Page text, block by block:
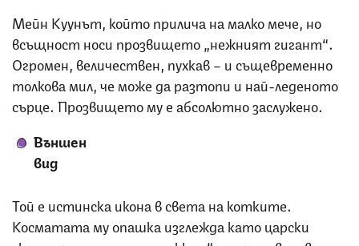
Мейн Куунът, който прилича на малко мече, но
всъщност носи прозвището „нежният гигант“.
Огромен, величествен, пухкав – и същевременно
толкова мил, че може да разтопи и най-леденото
сърце. Прозвището му е абсолютно заслужено.
Външен
вид
Той е истинска икона в света на котките.
Косматата му опашка изглежда като царски